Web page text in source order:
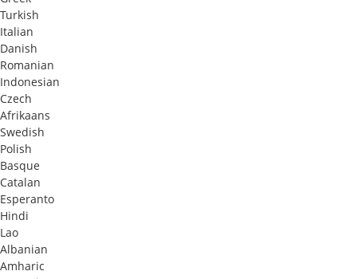
Turkish
Italian
Danish
Romanian
Indonesian
Czech
Afrikaans
Swedish
Polish
Basque
Catalan
Esperanto
Hindi
Lao
Albanian
Amharic